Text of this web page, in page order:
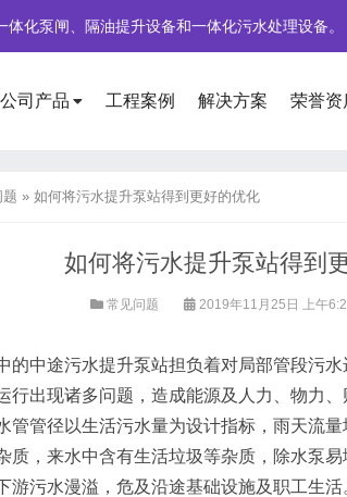
化泵闸、隔油提升设备和一体化污水处理设备。
公司产品 工程案例 解决方案 荣誉资
» 如何将污水提升泵站得到更好的优化
如何将污水提升泵站得到
常见问题 2019年11月25日 上午
中途污水提升泵站担负着对局部管段污水
行出现诸多问题，造成能源及人力、物力
管管径以生活污水量为设计指标，雨天流
质，来水中含有生活垃圾等杂质，除水泵
游污水漫溢，危及沿途基础设施及职工生